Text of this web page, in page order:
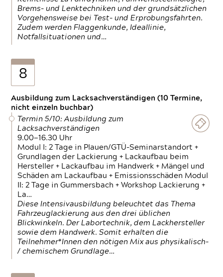
Brems- und Lenktechniken und der grundsätzlichen
Vorgehensweise bei Test- und Erprobungsfahrten.
Zudem werden Flaggenkunde, Ideallinie,
Notfallsituationen und…
8
Ausbildung zum Lacksachverständigen (10 Termine,
nicht einzeln buchbar)
Termin 5/10: Ausbildung zum
Lacksachverständigen
9.00—16.30 Uhr
Modul I: 2 Tage in Plauen/GTÜ-Seminarstandort +
Grundlagen der Lackierung + Lackaufbau beim
Hersteller + Lackaufbau im Handwerk + Mängel und
Schäden am Lackaufbau + Emissionsschäden Modul
II: 2 Tage in Gummersbach + Workshop Lackierung +
La…
Diese Intensivausbildung beleuchtet das Thema
Fahrzeuglackierung aus den drei üblichen
Blickwinkeln. Der Labortechnik, dem Lackhersteller
sowie dem Handwerk. Somit erhalten die
Teilnehmer*Innen den nötigen Mix aus physikalisch-
/ chemischem Grundlage…